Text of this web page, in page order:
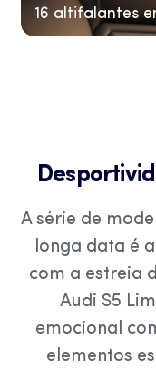
16 altifalantes
A série de
longa data é
com a estreia
Audi S5
emocional
elementos